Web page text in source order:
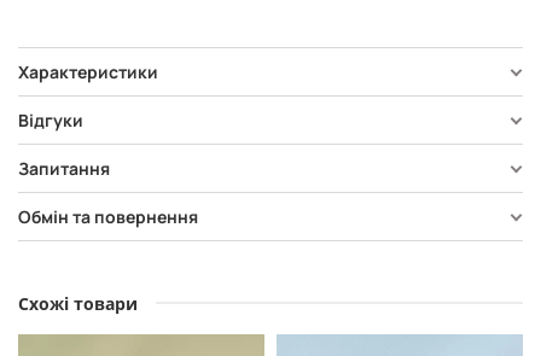
Характеристики
Відгуки
Запитання
Обмін та повернення
Схожі товари